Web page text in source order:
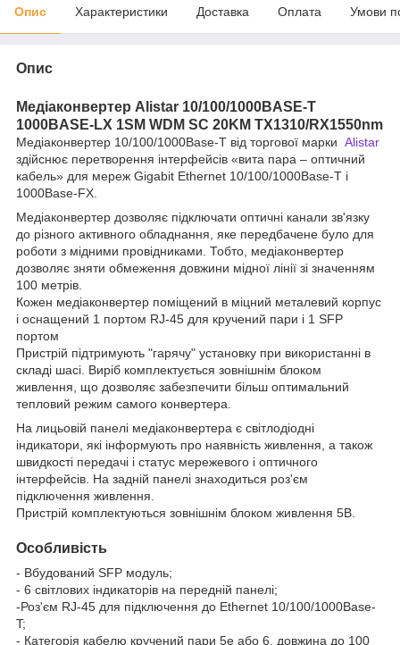
Опис Характеристики Доставка Оплата Умови
Опис
Медіаконвертер Alistar 10/100/1000BASE-T
1000BASE-LX 1SM WDM SC 20KM TX1310/RX1550nm
Медіаконвертер 10/100/1000Base-T від торгової марки Alistar
здійснює перетворення інтерфейсів «вита пара – оптичний
кабель» для мереж Gigabit Ethernet 10/100/1000Base-T і
1000Base-FX.
Медіаконвертер дозволяє підключати оптичні канали зв'язку
до різного активного обладнання, яке передбачене було для
роботи з мідними провідниками. Тобто, медіаконвертер
дозволяє зняти обмеження довжини мідної лінії зі значенням
100 метрів.
Кожен медіаконвертер поміщений в міцний металевий корпус
і оснащений 1 портом RJ-45 для кручений пари і 1 SFP
портом
Пристрій підтримують "гарячу" установку при використанні в
складі шасі. Виріб комплектується зовнішнім блоком
живлення, що дозволяє забезпечити більш оптимальний
тепловий режим самого конвертера.
На лицьовій панелі медіаконвертера є світлодіодні
індикатори, які інформують про наявність живлення, а також
швидкості передачі і статус мережевого і оптичного
інтерфейсів. На задній панелі знаходиться роз'єм
підключення живлення.
Пристрій комплектуються зовнішнім блоком живлення 5В.
Особливість
- Вбудований SFP модуль;
- 6 світлових індикаторів на передній панелі;
-Роз'єм RJ-45 для підключення до Ethernet 10/100/1000Base-
T;
- Категорія кабелю кручений пари 5е або 6, довжина до 100